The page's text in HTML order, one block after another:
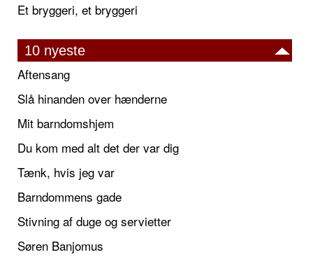
Et bryggeri, et bryggeri
10 nyeste
Aftensang
Slå hinanden over hænderne
Mit barndomshjem
Du kom med alt det der var dig
Tænk, hvis jeg var
Barndommens gade
Stivning af duge og servietter
Søren Banjomus